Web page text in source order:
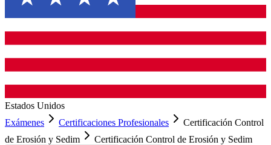
Estados Unidos
Exámenes
Certificaciones Profesionales
Certificación Control
de Erosión y Sedim
Certificación Control de Erosión y Sedim